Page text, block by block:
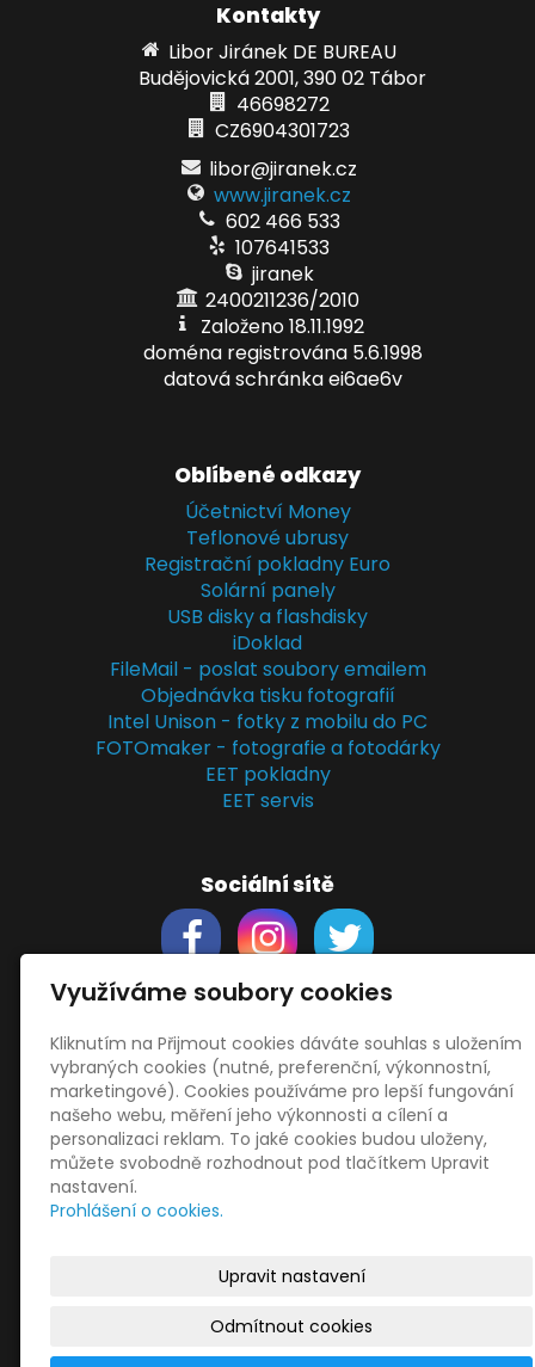
Kontakty
Libor Jiránek DE BUREAU
Budějovická 2001, 390 02 Tábor
46698272
CZ6904301723
libor@jiranek.cz
www.jiranek.cz
602 466 533
107641533
jiranek
2400211236/2010
Založeno 18.11.1992
doména registrována 5.6.1998
datová schránka ei6ae6v
Oblíbené odkazy
Účetnictví Money
Teflonové ubrusy
Registrační pokladny Euro
Solární panely
USB disky a flashdisky
iDoklad
FileMail - poslat soubory emailem
Objednávka tisku fotografií
Intel Unison - fotky z mobilu do PC
FOTOmaker - fotografie a fotodárky
EET pokladny
EET servis
Sociální sítě
Support
Obchodní podmínky
Zásady zpracování osobních údajů
Obrázky použityvecteezy.com
adepositphotos.com
OneDrive
HopToDesk
© 2026Libor Jiránek DE BUREAU|Mapa webu
Využíváme soubory cookies
Kliknutím na Přijmout cookies dáváte souhlas s uložením
vybraných cookies (nutné, preferenční, výkonnostní,
marketingové). Cookies používáme pro lepší fungování
našeho webu, měření jeho výkonnosti a cílení a
personalizaci reklam. To jaké cookies budou uloženy,
můžete svobodně rozhodnout pod tlačítkem Upravit
nastavení.
Prohlášení o cookies.
Upravit nastavení
Odmítnout cookies